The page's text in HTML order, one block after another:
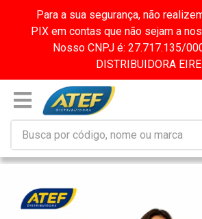
Para a sua segurança, não
PIX em contas que não sejam a
Nosso CNPJ é: 27.717.135/
DISTRIBUIDORA